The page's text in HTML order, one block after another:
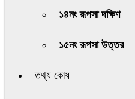
১৪নং রূপসা দক্ষিণ
১৫নং রূপসা উত্তর
তথ্য কোষ